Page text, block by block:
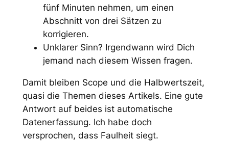
fünf Minuten nehmen, um einen
Abschnitt von drei Sätzen zu
korrigieren.
Unklarer Sinn? Irgendwann wird Dich
jemand nach diesem Wissen fragen.
Damit bleiben Scope und die Halbwertszeit,
quasi die Themen dieses Artikels. Eine gute
Antwort auf beides ist automatische
Datenerfassung. Ich habe doch
versprochen, dass Faulheit siegt.